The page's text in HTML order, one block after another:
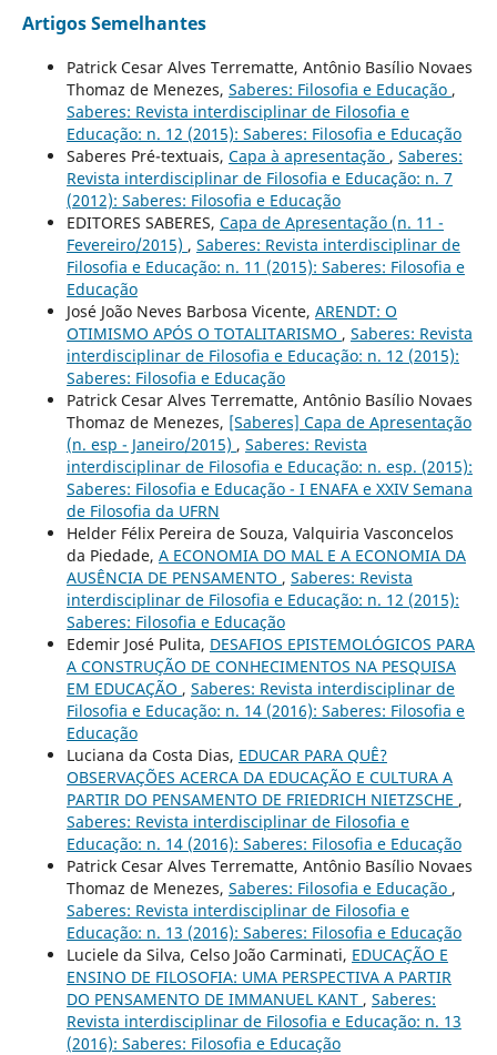
Artigos Semelhantes
Patrick Cesar Alves Terrematte, Antônio Basílio Novaes
Thomaz de Menezes, Saberes: Filosofia e Educação ,
Saberes: Revista interdisciplinar de Filosofia e
Educação: n. 12 (2015): Saberes: Filosofia e Educação
Saberes Pré-textuais, Capa à apresentação , Saberes:
Revista interdisciplinar de Filosofia e Educação: n. 7
(2012): Saberes: Filosofia e Educação
EDITORES SABERES, Capa de Apresentação (n. 11 -
Fevereiro/2015) , Saberes: Revista interdisciplinar de
Filosofia e Educação: n. 11 (2015): Saberes: Filosofia e
Educação
José João Neves Barbosa Vicente, ARENDT: O
OTIMISMO APÓS O TOTALITARISMO , Saberes: Revista
interdisciplinar de Filosofia e Educação: n. 12 (2015):
Saberes: Filosofia e Educação
Patrick Cesar Alves Terrematte, Antônio Basílio Novaes
Thomaz de Menezes, [Saberes] Capa de Apresentação
(n. esp - Janeiro/2015) , Saberes: Revista
interdisciplinar de Filosofia e Educação: n. esp. (2015):
Saberes: Filosofia e Educação - I ENAFA e XXIV Semana
de Filosofia da UFRN
Helder Félix Pereira de Souza, Valquiria Vasconcelos
da Piedade, A ECONOMIA DO MAL E A ECONOMIA DA
AUSÊNCIA DE PENSAMENTO , Saberes: Revista
interdisciplinar de Filosofia e Educação: n. 12 (2015):
Saberes: Filosofia e Educação
Edemir José Pulita, DESAFIOS EPISTEMOLÓGICOS PARA
A CONSTRUÇÃO DE CONHECIMENTOS NA PESQUISA
EM EDUCAÇÃO , Saberes: Revista interdisciplinar de
Filosofia e Educação: n. 14 (2016): Saberes: Filosofia e
Educação
Luciana da Costa Dias, EDUCAR PARA QUÊ?
OBSERVAÇÕES ACERCA DA EDUCAÇÃO E CULTURA A
PARTIR DO PENSAMENTO DE FRIEDRICH NIETZSCHE ,
Saberes: Revista interdisciplinar de Filosofia e
Educação: n. 14 (2016): Saberes: Filosofia e Educação
Patrick Cesar Alves Terrematte, Antônio Basílio Novaes
Thomaz de Menezes, Saberes: Filosofia e Educação ,
Saberes: Revista interdisciplinar de Filosofia e
Educação: n. 13 (2016): Saberes: Filosofia e Educação
Luciele da Silva, Celso João Carminati, EDUCAÇÃO E
ENSINO DE FILOSOFIA: UMA PERSPECTIVA A PARTIR
DO PENSAMENTO DE IMMANUEL KANT , Saberes:
Revista interdisciplinar de Filosofia e Educação: n. 13
(2016): Saberes: Filosofia e Educação